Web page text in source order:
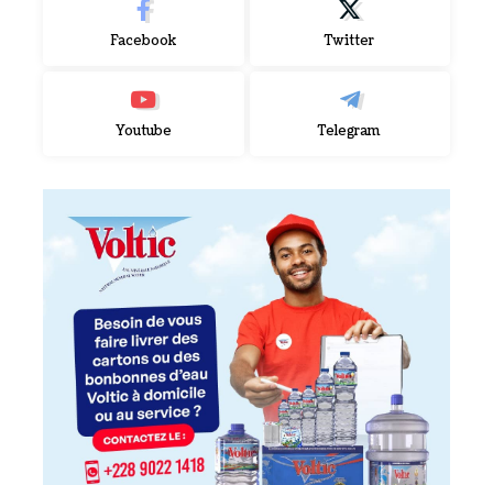
Facebook Twitter
Youtube Telegram